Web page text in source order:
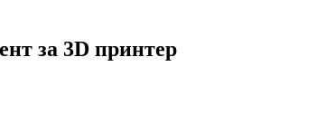
за 3D принтер